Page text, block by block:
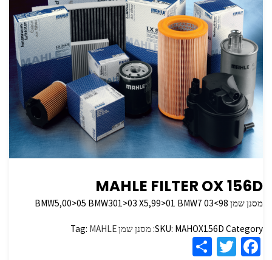
MAHLE FILTER OX 156D
מסנן שמן BMW5,00>05 BMW301>03 X5,99>01 BMW7 03<98
SKU: MAHOX156D Category: מסנן שמן Tag: MAHLE
Fa
T